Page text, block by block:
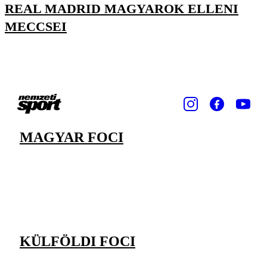
REAL MADRID MAGYAROK ELLENI
MECCSEI
MAGYAR FOCI
KÜLFÖLDI FOCI